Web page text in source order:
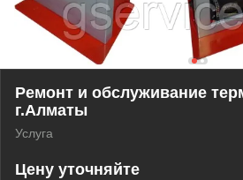
Ремонт и обслуживание
г.Алматы
Услуга
Цену уточняйте